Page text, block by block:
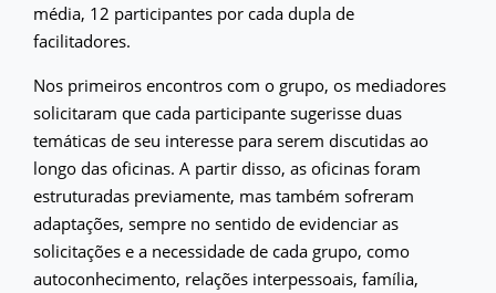
média, 12 participantes por cada dupla de
facilitadores.
Nos primeiros encontros com o grupo, os mediadores
solicitaram que cada participante sugerisse duas
temáticas de seu interesse para serem discutidas ao
longo das oficinas. A partir disso, as oficinas foram
estruturadas previamente, mas também sofreram
adaptações, sempre no sentido de evidenciar as
solicitações e a necessidade de cada grupo, como
autoconhecimento, relações interpessoais, família,